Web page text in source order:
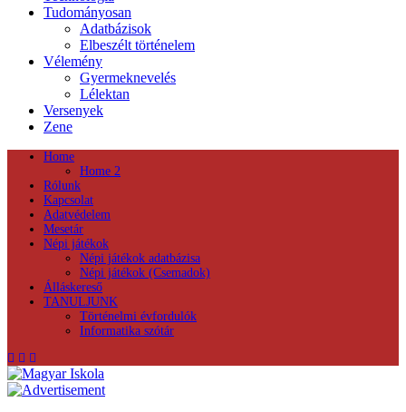
Tudományosan
Adatbázisok
Elbeszélt történelem
Vélemény
Gyermeknevelés
Lélektan
Versenyek
Zene
Home
Home 2
Rólunk
Kapcsolat
Adatvédelem
Mesetár
Népi játékok
Népi játékok adatbázisa
Népi játékok (Csemadok)
Álláskereső
TANULJUNK
Történelmi évfordulók
Informatika szótár